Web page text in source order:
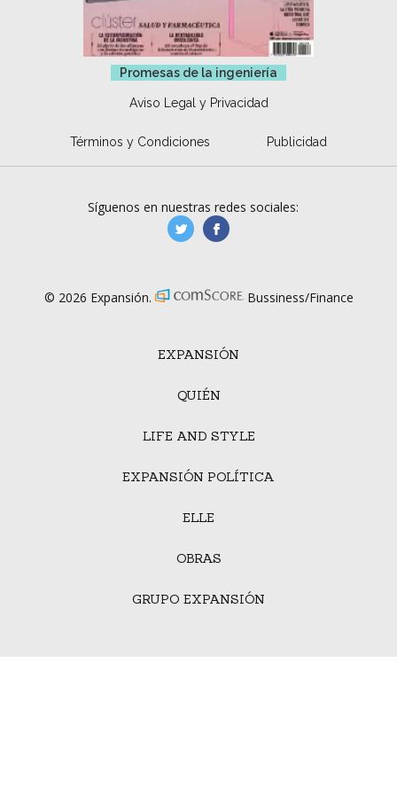
Promesas de la ingeniería
Aviso Legal y Privacidad
Términos y Condiciones Publicidad
EXPANSIÓN
QUIÉN
LIFE AND STYLE
EXPANSIÓN POLÍTICA
ELLE
OBRAS
GRUPO EXPANSIÓN
Síguenos en nuestras redes sociales:
manufacturaGE
© 2026 Expansión. Bussiness/Finance